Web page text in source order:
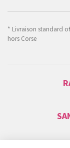
* Livraison standard
hors Corse